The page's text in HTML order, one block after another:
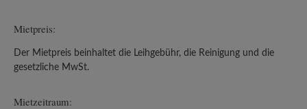
Mietpreis:
Der Mietpreis beinhaltet die Leihgebühr, die Reinigung und die
gesetzliche MwSt.
Mietzeitraum: